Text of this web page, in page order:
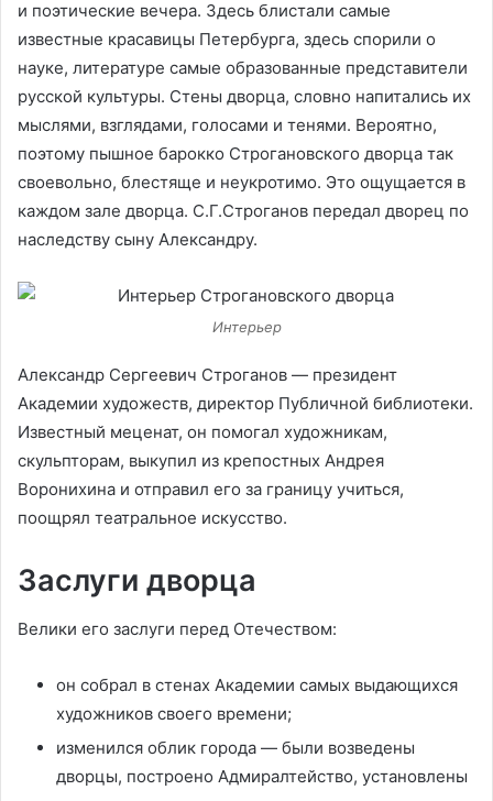
и поэтические вечера. Здесь блистали самые
известные красавицы Петербурга, здесь спорили о
науке, литературе самые образованные представители
русской культуры. Стены дворца, словно напитались их
мыслями, взглядами, голосами и тенями. Вероятно,
поэтому пышное барокко Строгановского дворца так
своевольно, блестяще и неукротимо. Это ощущается в
каждом зале дворца. С.Г.Строганов передал дворец по
наследству сыну Александру.
Интерьер
Александр Сергеевич Строганов — президент
Академии художеств, директор Публичной библиотеки.
Известный меценат, он помогал художникам,
скульпторам, выкупил из крепостных Андрея
Воронихина и отправил его за границу учиться,
поощрял театральное искусство.
Заслуги дворца
Велики его заслуги перед Отечеством:
он собрал в стенах Академии самых выдающихся
художников своего времени;
изменился облик города — были возведены
дворцы, построено Адмиралтейство, установлены